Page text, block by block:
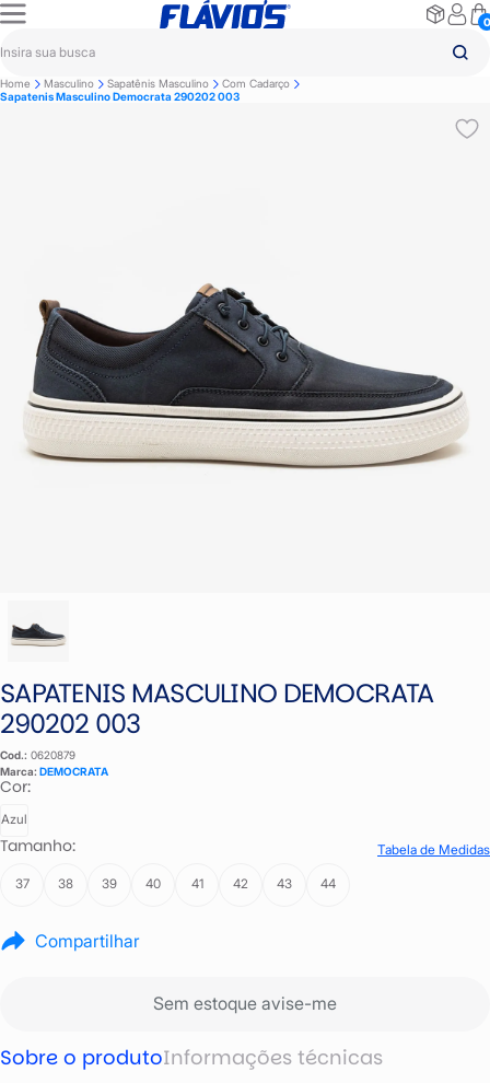
0
Home Masculino Sapatênis Masculino
Com Cadarço
Sapatenis Masculino Democrata 290202 003
SAPATENIS MASCULINO DEMOCRATA
290202 003
Cod.: 0620879
Marca: DEMOCRATA
Cor:
Azul
Tamanho: Tabela de Medidas
37 38 39 40 41 42 43 44
Compartilhar
Sem estoque avise-me
Sobre o produtoInformações técnicas